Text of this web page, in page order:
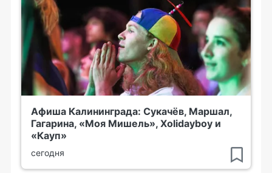
Афиша Калининграда: Сукачёв, Маршал,
Гагарина, «Моя Мишель», Xolidayboy и
«Кауп»
сегодня